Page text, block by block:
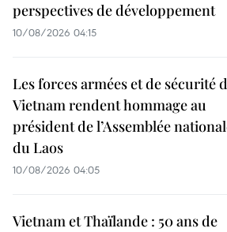
perspectives de développement
10/08/2026 04:15
Les forces armées et de sécurité
Vietnam rendent hommage au
président de l’Assemblée
du Laos
10/08/2026 04:05
Vietnam et Thaïlande : 50 ans de